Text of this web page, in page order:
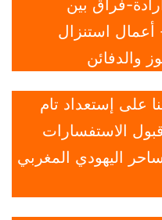
فراق بين
أعمال استنزال
والدفائن
على إستعداد تام
الاستفسارات
اليهودي المغربي